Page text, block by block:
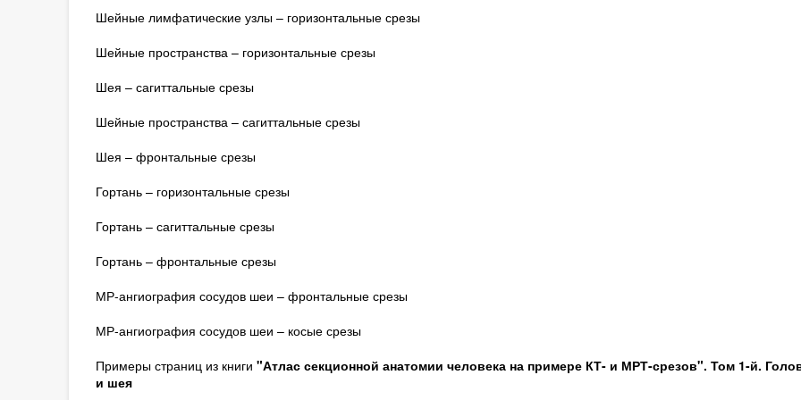
Шейные лимфатические узлы – горизонтальные срезы
Шейные пространства – горизонтальные срезы
Шея – сагиттальные срезы
Шейные пространства – сагиттальные срезы
Шея – фронтальные срезы
Гортань – горизонтальные срезы
Гортань – сагиттальные срезы
Гортань – фронтальные срезы
МР-ангиография сосудов шеи – фронтальные срезы
МР-ангиография сосудов шеи – косые срезы
Примеры страниц из книги "Атлас секционной анатомии человека на примере КТ- и МРТ-срезов". Том 1-й.
и шея